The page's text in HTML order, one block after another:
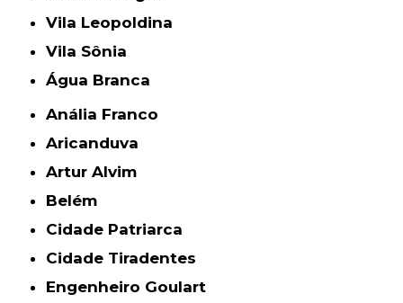
Vila Leopoldina
Vila Sônia
Água Branca
Anália Franco
Aricanduva
Artur Alvim
Belém
Cidade Patriarca
Cidade Tiradentes
Engenheiro Goulart